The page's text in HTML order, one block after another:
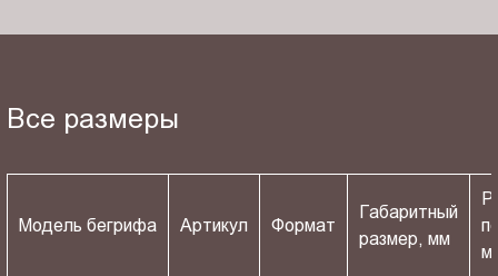
Все размеры
Модель бегрифа Артикул Формат
Габаритный
размер, мм